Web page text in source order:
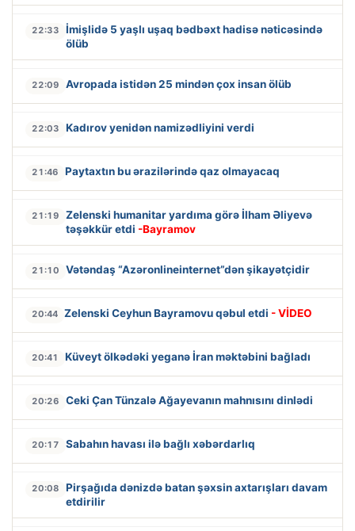
22:33
İmişlidə 5 yaşlı uşaq bədbəxt hadisə nəticəsində
ölüb
22:09 Avropada istidən 25 mindən çox insan ölüb
22:03 Kadırov yenidən namizədliyini verdi
21:46 Paytaxtın bu ərazilərində qaz olmayacaq
21:19
Zelenski humanitar yardıma görə İlham Əliyevə
təşəkkür etdi -Bayramov
21:10 Vətəndaş “Azəronlineinternet”dən şikayətçidir
20:44 Zelenski Ceyhun Bayramovu qəbul etdi - VİDEO
20:41 Küveyt ölkədəki yeganə İran məktəbini bağladı
20:26 Ceki Çan Tünzalə Ağayevanın mahnısını dinlədi
20:17 Sabahın havası ilə bağlı xəbərdarlıq
20:08
Pirşağıda dənizdə batan şəxsin axtarışları davam
etdirilir